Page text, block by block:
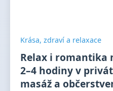
Krása, zdraví a relaxace
Relax i romantika
2–4 hodiny v
masáž a